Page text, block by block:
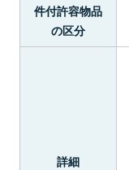
件付許容物品
の区分
詳細